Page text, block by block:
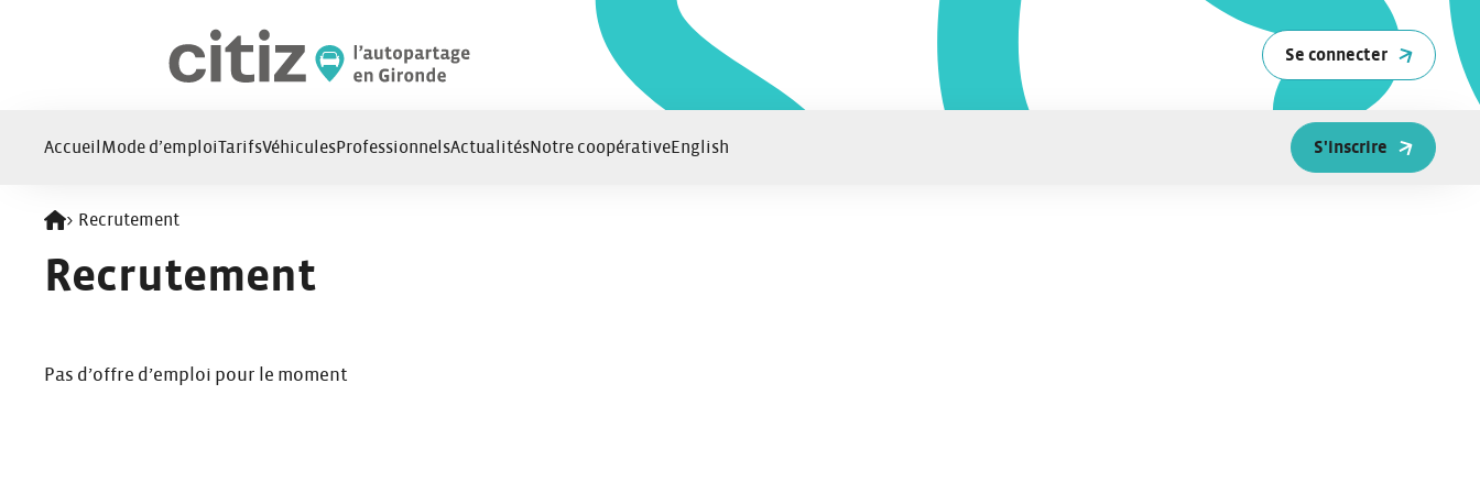
Se connecter
Accueil Mode d’emploiTarifsVéhiculesProfessionnelsActualitésNotre coopérativeEnglish S'inscrire
Retour à l'accueil
> Recrutement
Recrutement
Pas d’offre d’emploi pour le moment